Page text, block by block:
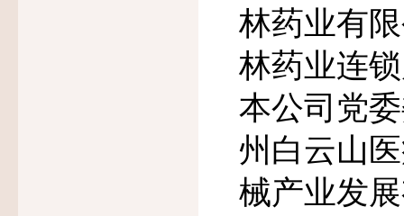
林药业有
林药业连
本公司党
州白云山
械产业发